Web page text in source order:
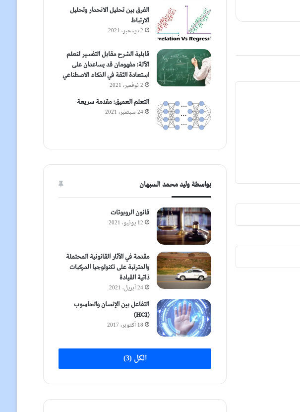
الفرق بين تحليل الانحدار وتحليل
الارتباط
2 ديسمبر، 2021
قابلية الشرح مقابل التفسير لتعلم
الآلة: مفهومان قد يساعدان على
استعادة الثقة في الذكاء الاصطناعي
2 نوفمبر، 2021
التعلم العميق: مقدمة سريعة
24 سبتمبر، 2021
بواسطة وليد محمد السبهان
قانون الروبوتات
12 يونيو، 2021
مقدمة في الآثار القانونية المحتملة
والمترتبة على تكنولوجيا المركبات
ذاتية القيادة
24 أبريل، 2021
التفاعل بين الإنسان والحاسوب
(HCI)
18 أكتوبر، 2017
الكل (3)